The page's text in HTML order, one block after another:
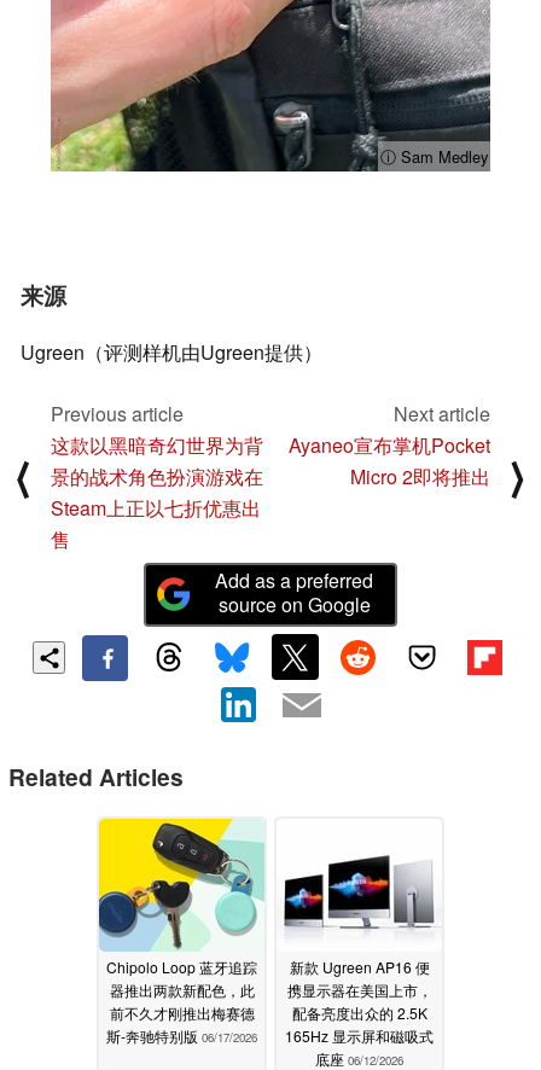
ⓘ Sam Medley
来源
Ugreen（评测样机由Ugreen提供）
⟨
Previous article
这款以黑暗奇幻世界为背
景的战术角色扮演游戏在
Steam上正以七折优惠出
售
Next article
Ayaneo宣布掌机Pocket
Micro 2即将推出
⟩
Add as a preferred
source on Google
Related Articles
Chipolo Loop 蓝牙追踪
器推出两款新配色，此
前不久才刚推出梅赛德
斯-奔驰特别版 06/17/2026
新款 Ugreen AP16 便
携显示器在美国上市，
配备亮度出众的 2.5K
165Hz 显示屏和磁吸式
底座 06/12/2026